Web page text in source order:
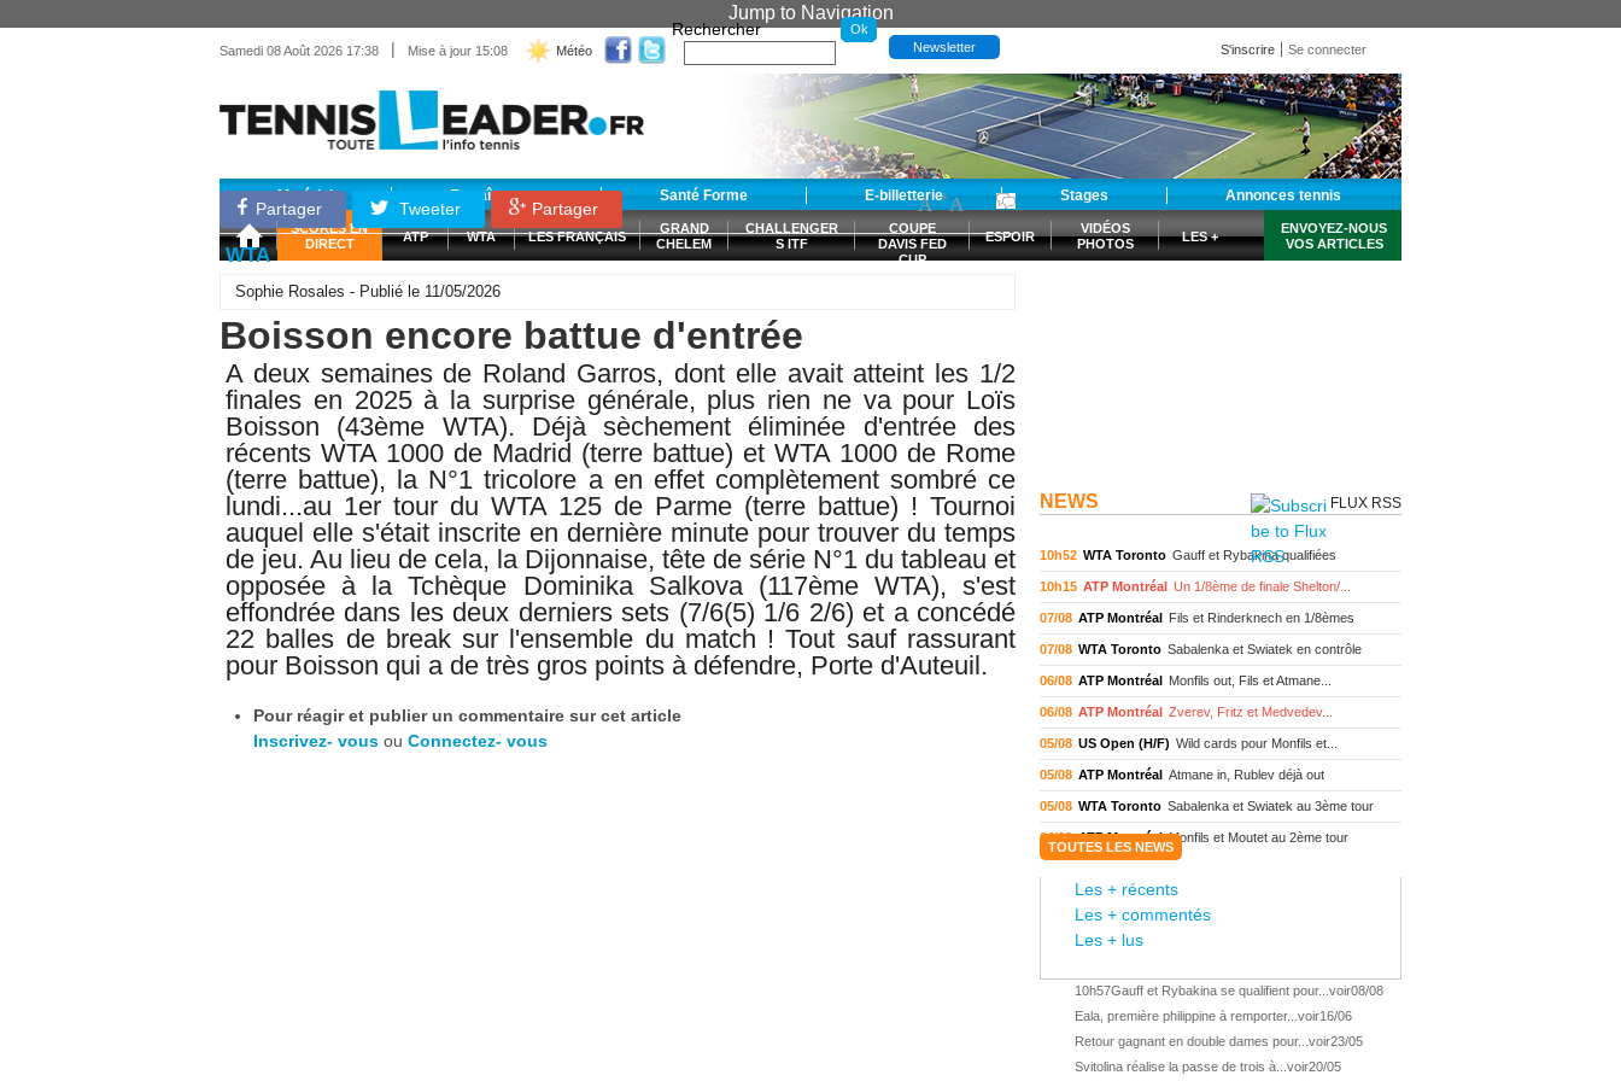
Jump to Navigation
Samedi 08 Août 2026 17:38 | Mise à jour 15:08 Météo
Rechercher
Newsletter S'inscrire Se connecter
Matériel Entraînement Santé Forme E-billetterie Stages Annonces tennis
SCORES EN
DIRECT
ATP WTA LES FRANÇAIS
GRAND
CHELEM
CHALLENGER
S ITF
COUPE
DAVIS FED
CUP
ESPOIR
VIDÉOS
PHOTOS
LES +
ENVOYEZ-NOUS
VOS ARTICLES
Partager Tweeter Partager
-A +A
WTA
Sophie Rosales - Publié le 11/05/2026
Boisson encore battue d'entrée
A deux semaines de Roland Garros, dont elle avait atteint les 1/2
finales en 2025 à la surprise générale, plus rien ne va pour Loïs
Boisson (43ème WTA). Déjà sèchement éliminée d'entrée des
récents WTA 1000 de Madrid (terre battue) et WTA 1000 de Rome
(terre battue), la N°1 tricolore a en effet complètement sombré ce
lundi...au 1er tour du WTA 125 de Parme (terre battue) ! Tournoi
auquel elle s'était inscrite en dernière minute pour trouver du temps
de jeu. Au lieu de cela, la Dijonnaise, tête de série N°1 du tableau et
opposée à la Tchèque Dominika Salkova (117ème WTA), s'est
effondrée dans les deux derniers sets (7/6(5) 1/6 2/6) et a concédé
22 balles de break sur l'ensemble du match ! Tout sauf rassurant
pour Boisson qui a de très gros points à défendre, Porte d'Auteuil.
Pour réagir et publier un commentaire sur cet article
Inscrivez- vous ou Connectez- vous
NEWS FLUX RSS
10h52 WTA Toronto Gauff et Rybakina qualifiées
10h15 ATP Montréal Un 1/8ème de finale Shelton/...
07/08 ATP Montréal Fils et Rinderknech en 1/8èmes
07/08 WTA Toronto Sabalenka et Swiatek en contrôle
06/08 ATP Montréal Monfils out, Fils et Atmane...
06/08 ATP Montréal Zverev, Fritz et Medvedev...
05/08 US Open (H/F) Wild cards pour Monfils et...
05/08 ATP Montréal Atmane in, Rublev déjà out
05/08 WTA Toronto Sabalenka et Swiatek au 3ème tour
04/08 ATP Montréal Monfils et Moutet au 2ème tour
WTA Wash. Eala renverse Pegula en finale
ATP Wash.
ATP Wash. Une finale Fritz/ Jodar
ATP Los Cabos Géa remporte le titre !
TOUTES LES NEWS
Les + récents
Les + commentés
Les + lus
10h57Gauff et Rybakina se qualifient pour... voir08/08
Eala, première philippine à remporter... voir16/06
Retour gagnant en double dames pour... voir23/05
Svitolina réalise la passe de trois à... voir20/05